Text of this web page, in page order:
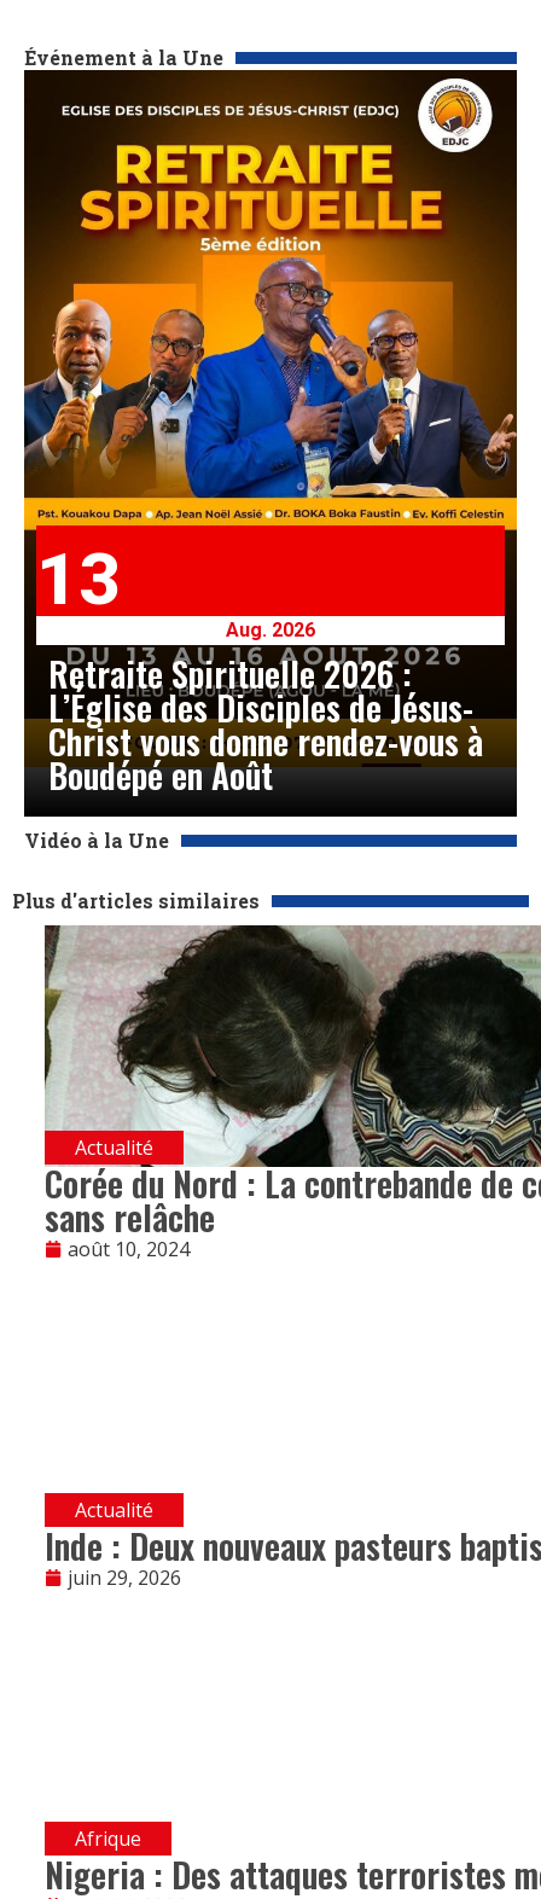
Événement à la Une
13
Aug. 2026
Retraite Spirituelle 2026 :
L’Église des Disciples de Jésus-
Christ vous donne rendez-vous à
Boudépé en Août
Vidéo à la Une
Plus d'articles similaires
Actualité
Corée du Nord : La contrebande de
sans relâche
août 10, 2024
Actualité
Inde : Deux nouveaux pasteurs
juin 29, 2026
Afrique
Nigeria : Des attaques terroristes